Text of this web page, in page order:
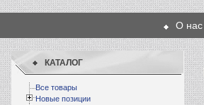
О нас
КАТАЛОГ
Все товары
Новые позиции